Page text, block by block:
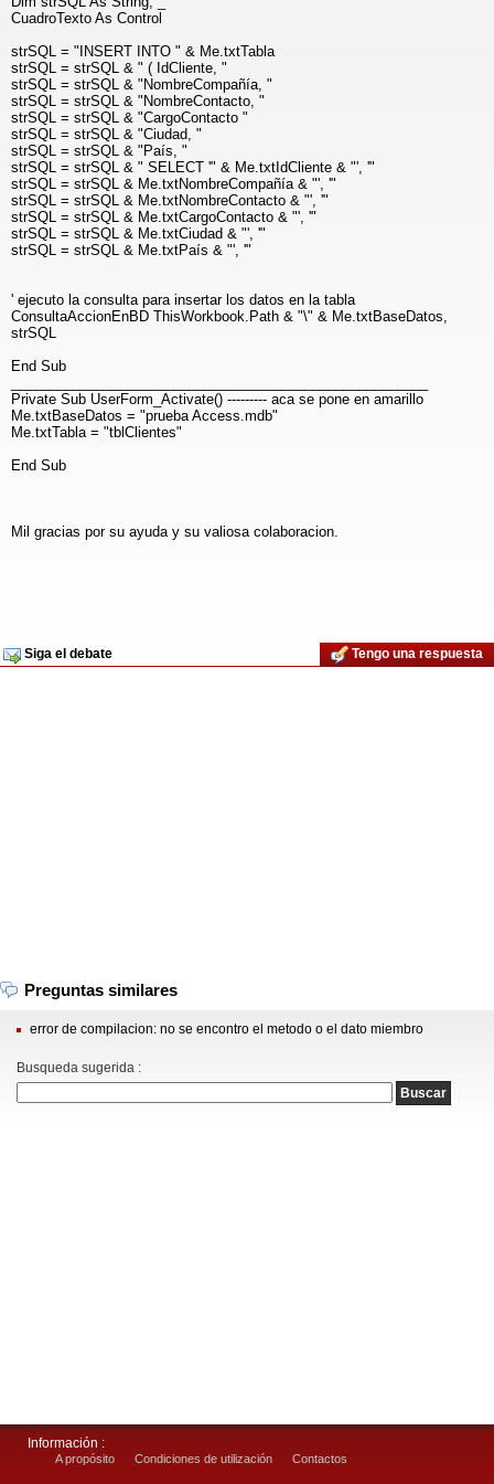
CuadroTexto As Control
strSQL = "INSERT INTO " & Me.txtTabla
strSQL = strSQL & " ( IdCliente, "
strSQL = strSQL & "NombreCompañía, "
strSQL = strSQL & "NombreContacto, "
strSQL = strSQL & "CargoContacto "
strSQL = strSQL & "Ciudad, "
strSQL = strSQL & "País, "
strSQL = strSQL & " SELECT '" & Me.txtIdCliente & "', '"
strSQL = strSQL & Me.txtNombreCompañía & "', '"
strSQL = strSQL & Me.txtNombreContacto & "', '"
strSQL = strSQL & Me.txtCargoContacto & "', '"
strSQL = strSQL & Me.txtCiudad & "', '"
strSQL = strSQL & Me.txtPaís & "', '"
' ejecuto la consulta para insertar los datos en la tabla
ConsultaAccionEnBD ThisWorkbook.Path & "\" & Me.txtBaseDatos,
strSQL
End Sub
Private Sub UserForm_Activate() --------- aca se pone en amarillo
Me.txtBaseDatos = "prueba Access.mdb"
Me.txtTabla = "tblClientes"
End Sub
Mil gracias por su ayuda y su valiosa colaboracion.
Siga el debate Tengo una respuesta
Preguntas similares
error de compilacion: no se encontro el metodo o el dato miembro
Busqueda sugerida :
Información :
A propósito Condiciones de utilización Contactos